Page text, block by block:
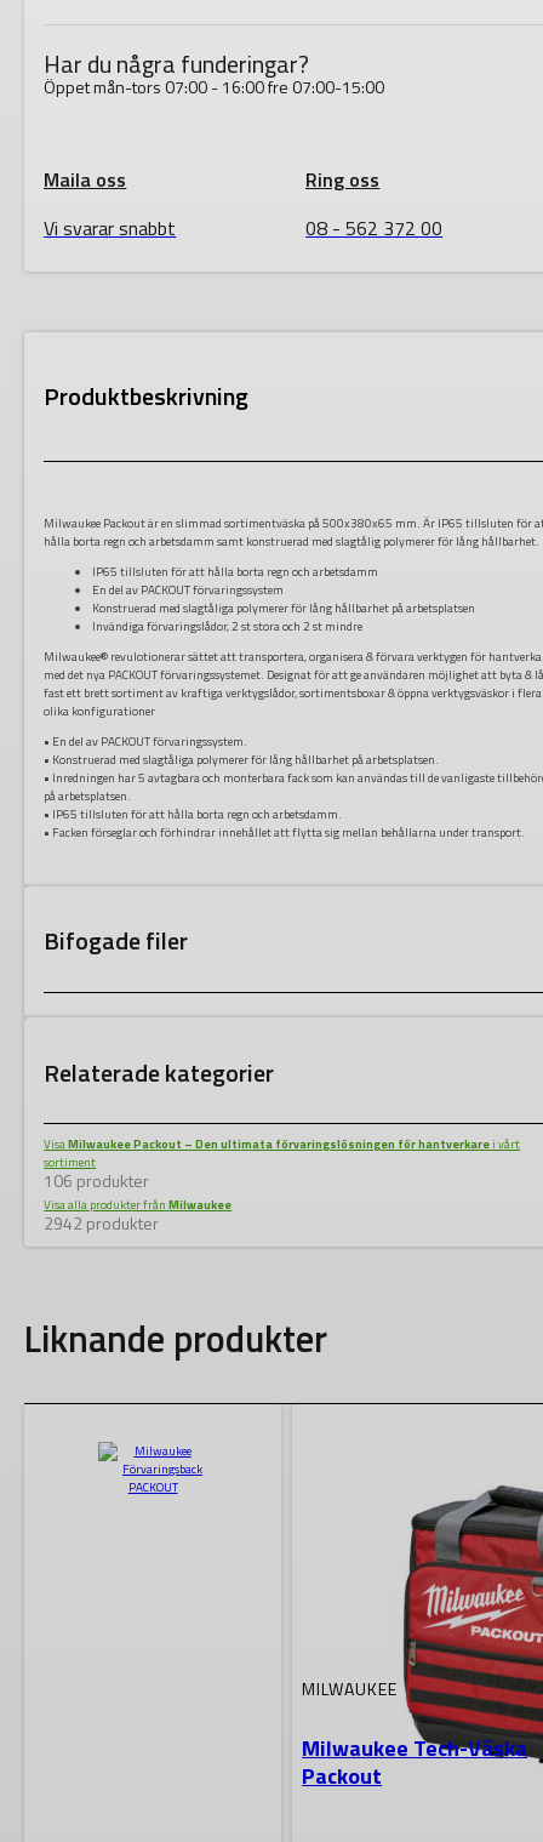
Har du några funderingar?
Öppet mån-tors 07:00 - 16:00 fre 07:00-15:00
Maila oss
Vi svarar snabbt
Ring oss
08 - 562 372 00
Produktbeskrivning
Milwaukee Packout är en slimmad sortimentväska på 500x380x65 mm. Är IP65 tillsluten för
hålla borta regn och arbetsdamm samt konstruerad med slagtålig polymerer för lång hållbarhet.
IP65 tillsluten för att hålla borta regn och arbetsdamm
En del av PACKOUT förvaringssystem
Konstruerad med slagtåliga polymerer för lång hållbarhet på arbetsplatsen
Invändiga förvaringslådor, 2 st stora och 2 st mindre
Milwaukee® revulotionerar sättet att transportera, organisera & förvara verktygen för
med det nya PACKOUT förvaringssystemet. Designat för att ge användaren möjlighet att byta &
fast ett brett sortiment av kraftiga verktygslådor, sortimentsboxar & öppna verktygsväskor i flera
olika konfigurationer
• En del av PACKOUT förvaringssystem.
• Konstruerad med slagtåliga polymerer för lång hållbarhet på arbetsplatsen.
• Inredningen har 5 avtagbara och monterbara fack som kan användas till de vanligaste
på arbetsplatsen.
• IP65 tillsluten för att hålla borta regn och arbetsdamm.
• Facken förseglar och förhindrar innehållet att flytta sig mellan behållarna under transport.
Bifogade filer
Relaterade kategorier
VisaMilwaukee Packout – Den ultimata förvaringslösningen för hantverkare i vårt
sortiment
106 produkter
Visa alla produkter frånMilwaukee
2942 produkter
Liknande produkter
MILWAUKEE
Milwaukee Tech-Väska
Packout